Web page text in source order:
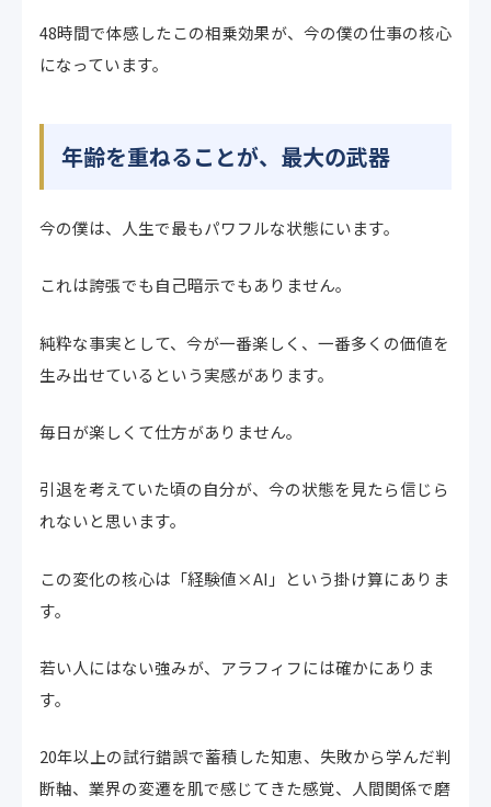
48時間で体感したこの相乗効果が、今の僕の仕事の核心
になっています。
年齢を重ねることが、最大の武器
今の僕は、人生で最もパワフルな状態にいます。
これは誇張でも自己暗示でもありません。
純粋な事実として、今が一番楽しく、一番多くの価値を
生み出せているという実感があります。
毎日が楽しくて仕方がありません。
引退を考えていた頃の自分が、今の状態を見たら信じら
れないと思います。
この変化の核心は「経験値×AI」という掛け算にありま
す。
若い人にはない強みが、アラフィフには確かにありま
す。
20年以上の試行錯誤で蓄積した知恵、失敗から学んだ判
断軸、業界の変遷を肌で感じてきた感覚、人間関係で磨